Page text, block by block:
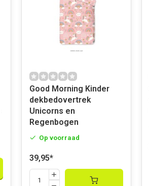
Good Morning Kinder
dekbedovertrek
Unicorns en
Regenbogen
Op voorraad
39,95*